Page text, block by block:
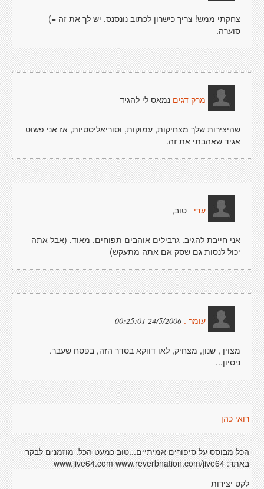
צחקתי ממש! צריך כישרון לכתוב נונסנס. יש לך את זה =)
סוערה.
מרק דגים נמאס לי להגיד
שהיצירות שלך מצחיקות, עמוקות, וסוריאליסטיות, אז אני פשוט
אגיד שאהבתי את זה.
עדי . טוב,
אני חייבת להגיב. גרבילים אוהבים תפוחים. מאוד. (אבל אתה
יכול לנסות גם שסק אם אתה מתעקש)
עומר . 24/5/2006 00:25:01
מצוין , שנון, מצחיק, לאו דווקא בסדר הזה, בפסח שעבר.
ניסיון...
רואי כהן
הכל מבוסס על סיפורים אמיתיים...טוב כמעט הכל. מוזמנים לבקר
באתר: www.jive64.com www.reverbnation.com/jive64
לקט יצירות